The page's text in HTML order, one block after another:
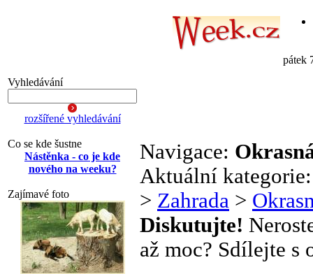
pátek
Vyhledávání
rozšířené vyhledávání
Co se kde šustne
Nástěnka - co je kde
nového na weeku?
Zajímavé foto
Navigace:
Aktuální
> Zahrada >
Diskutujte!
až moc? Sdílejte s